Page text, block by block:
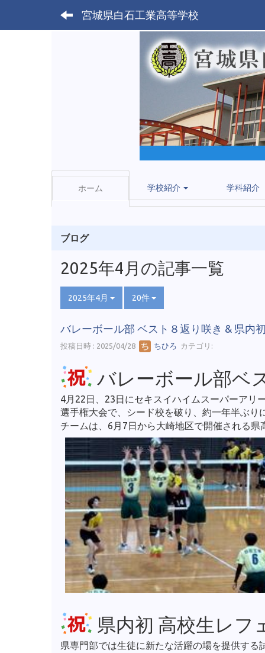
宮城県白石工業高等学校
ホーム 学校紹介 学科紹介
ブログ
2025年4月の記事一覧
2025年4月 20件
バレーボール部 ベスト８返り咲き & 県内
投稿日時 : 2025/04/28 ちひろ カテゴリ:
バレーボール部ベ
4月22日、23日にセキスイハイムスーパーアリ
選手権大会で、シード校を破り、約一年半ぶり
チームは、6月7日から大崎地区で開催される
県内初 高校生レフ
県専門部では生徒に新たな活躍の場を提供す